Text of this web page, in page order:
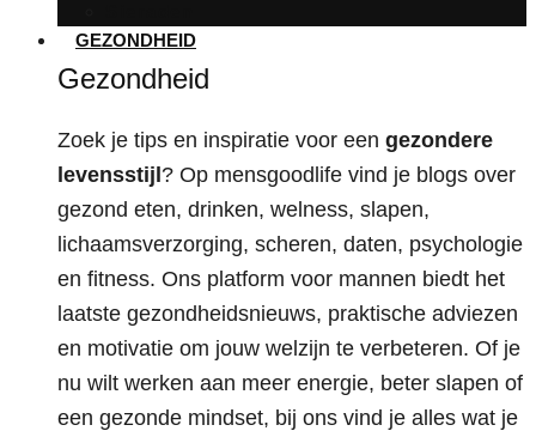
GEZONDHEID
Gezondheid
Zoek je tips en inspiratie voor een gezondere
levensstijl ? Op mensgoodlife vind je blogs over
gezond eten, drinken, welness, slapen,
lichaamsverzorging, scheren, daten, psychologie
en fitness. Ons platform voor mannen biedt het
laatste gezondheidsnieuws, praktische adviezen
en motivatie om jouw welzijn te verbeteren. Of je
nu wilt werken aan meer energie, beter slapen of
een gezonde mindset, bij ons vind je alles wat je